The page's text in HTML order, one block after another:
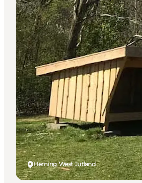
Herning, West Jutland